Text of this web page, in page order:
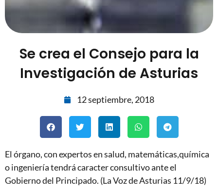
Se crea el Consejo para la
Investigación de Asturias
12 septiembre, 2018
El órgano, con expertos en salud, matemáticas,química
o ingeniería tendrá caracter consultivo ante el
Gobierno del Principado. (La Voz de Asturias 11/9/18)